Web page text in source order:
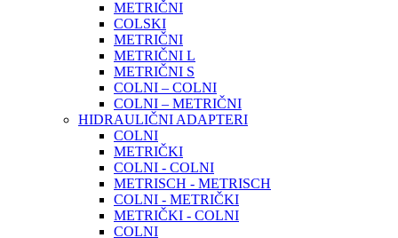
METRIČNI
COLSKI
METRIČNI
METRIČNI L
METRIČNI S
COLNI – COLNI
COLNI – METRIČNI
HIDRAULIČNI ADAPTERI
COLNI
METRIČKI
COLNI - COLNI
METRISCH - METRISCH
COLNI - METRIČKI
METRIČKI - COLNI
COLNI